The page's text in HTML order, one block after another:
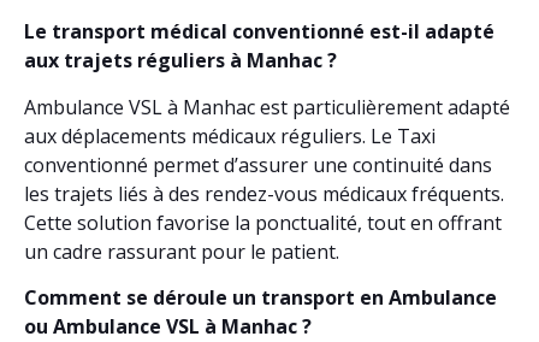
Le transport médical conventionné est-il adapté
aux trajets réguliers à Manhac ?
Ambulance VSL à Manhac est particulièrement adapté
aux déplacements médicaux réguliers. Le Taxi
conventionné permet d’assurer une continuité dans
les trajets liés à des rendez-vous médicaux fréquents.
Cette solution favorise la ponctualité, tout en offrant
un cadre rassurant pour le patient.
Comment se déroule un transport en Ambulance
ou Ambulance VSL à Manhac ?